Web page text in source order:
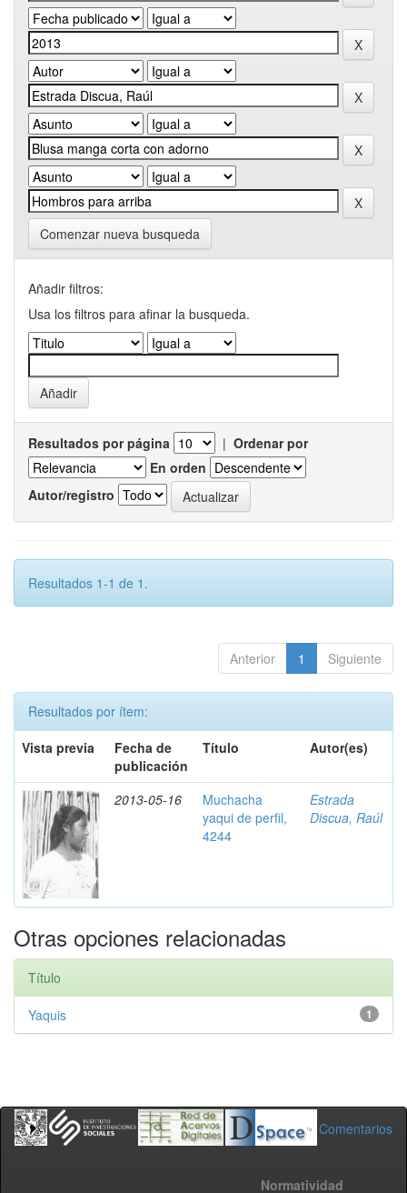
Comenzar nueva busqueda
Añadir filtros:
Usa los filtros para afinar la busqueda.
Resultados por página | Ordenar por
En orden
Autor/registro
Resultados 1-1 de 1.
Anterior 1 Siguiente
Resultados por ítem:
Vista previa
Fecha de
publicación
Título Autor(es)
2013-05-16
Muchacha
yaqui de perfil,
4244
Estrada
Discua, Raúl
Otras opciones relacionadas
Título
1
Yaquis
Comentarios
Normatividad